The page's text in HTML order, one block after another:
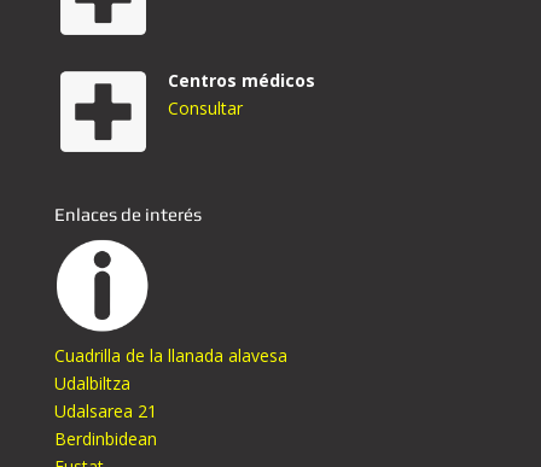
Centros médicos
Consultar
Enlaces de interés
Cuadrilla de la llanada alavesa
Udalbiltza
Udalsarea 21
Berdinbidean